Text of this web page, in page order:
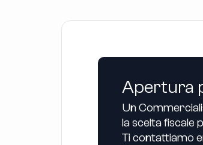
Apertura
Un
la scelta fiscale
Ti contattiamo